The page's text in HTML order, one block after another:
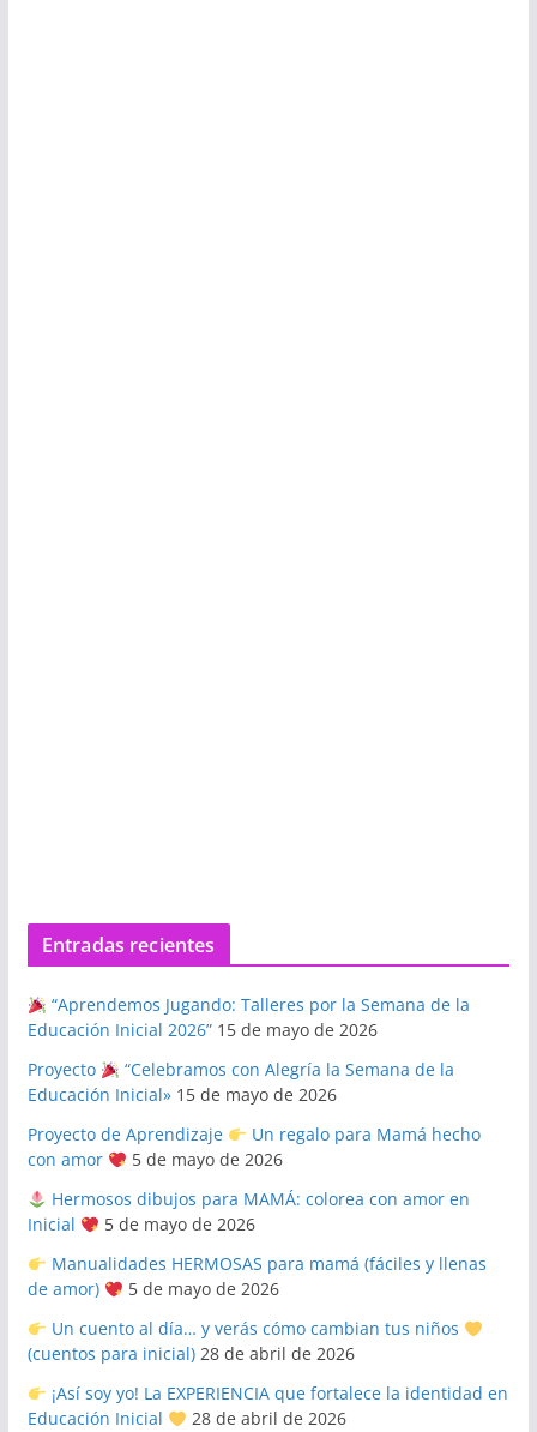
Entradas recientes
“Aprendemos Jugando: Talleres por la Semana de la
Educación Inicial 2026” 15 de mayo de 2026
Proyecto
“Celebramos con Alegría la Semana de la
Educación Inicial» 15 de mayo de 2026
Proyecto de Aprendizaje
Un regalo para Mamá hecho
con amor
5 de mayo de 2026
Hermosos dibujos para MAMÁ: colorea con amor en
Inicial
5 de mayo de 2026
Manualidades HERMOSAS para mamá (fáciles y llenas
de amor)
5 de mayo de 2026
Un cuento al día… y verás cómo cambian tus niños
(cuentos para inicial) 28 de abril de 2026
¡Así soy yo! La EXPERIENCIA que fortalece la identidad en
Educación Inicial
28 de abril de 2026